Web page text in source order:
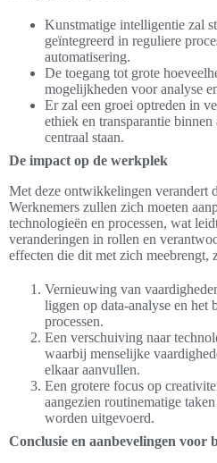
Kunstmatige intelligentie zal
geïntegreerd in reguliere
automatisering.
De toegang tot grote
mogelijkheden voor analyse
Er zal een groei optreden in
ethiek en transparantie
centraal staan.
De impact op de werkplek
Met deze ontwikkelingen verandert
Werknemers zullen zich moeten
technologieën en processen, wat
veranderingen in rollen en
effecten die dit met zich meebrengt,
Vernieuwing van
liggen op data-analyse en het
processen.
Een verschuiving naar
waarbij menselijke
elkaar aanvullen.
Een grotere focus op
aangezien routinematige
worden uitgevoerd.
Conclusie en aanbevelingen voor